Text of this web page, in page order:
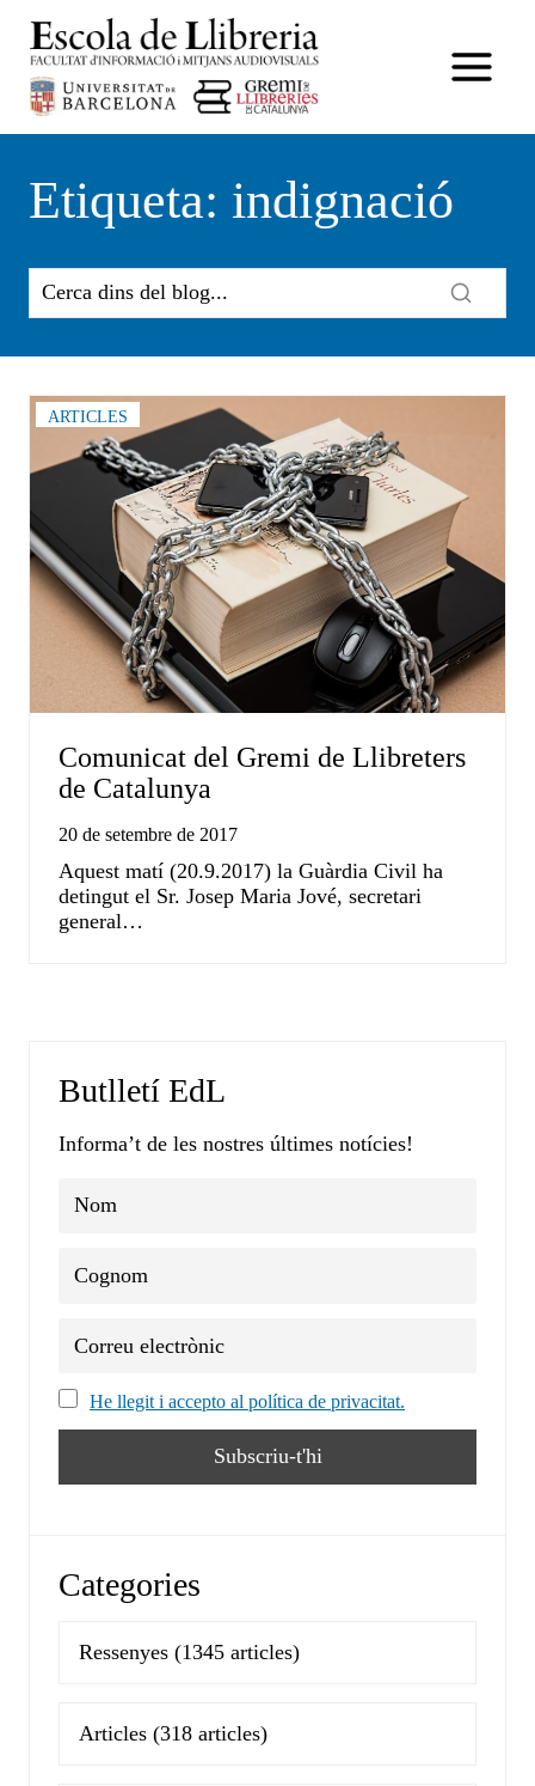
contingut
Etiqueta: indignació
ARTICLES
Comunicat del Gremi de Llibreters
de Catalunya
20 de setembre de 2017
Aquest matí (20.9.2017) la Guàrdia Civil ha
detingut el Sr. Josep Maria Jové, secretari
general…
Butlletí EdL
Informa’t de les nostres últimes notícies!
He llegit i accepto al política de privacitat.
Categories
Ressenyes (1345 articles)
Articles (318 articles)